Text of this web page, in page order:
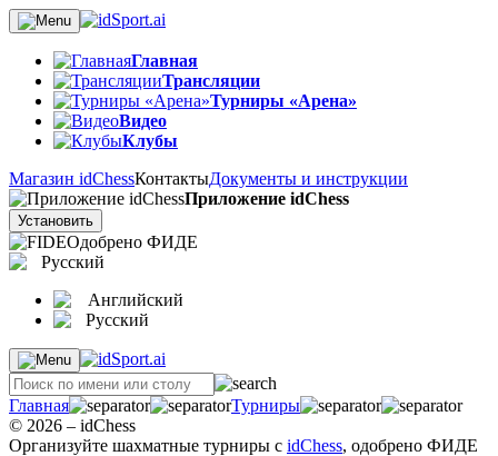
Главная
Трансляции
Турниры «Арена»
Видео
Клубы
Магазин idChessКонтактыДокументы и инструкции
Приложение idChess
Установить
Одобрено ФИДЕ
Русский
Английский
Русский
Главная
Турниры
© 2026 – idChess
Организуйте шахматные турниры с idChess, одобрено ФИДЕ